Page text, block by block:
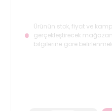
Ürünün stok, fiyat ve
gerçekleştirecek
bilgilerine göre